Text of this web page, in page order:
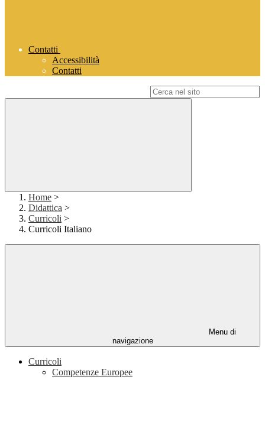
Contatti
Accessibilità
Contatti
Home >
Didattica >
Curricoli >
Curricoli Italiano
Menu di
navigazione
Curricoli
Competenze Europee